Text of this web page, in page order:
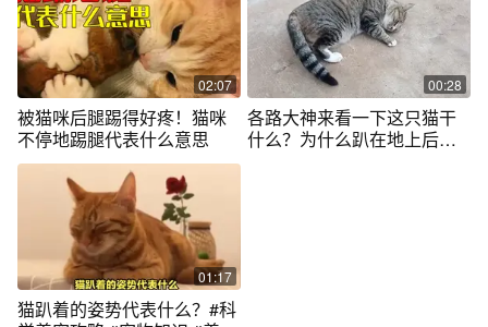
02:07
被猫咪后腿踢得好疼！猫咪
不停地踢腿代表什么意思
00:28
各路大神来看一下这只猫干
什么？为什么趴在地上后腿
01:17
猫趴着的姿势代表什么？#科